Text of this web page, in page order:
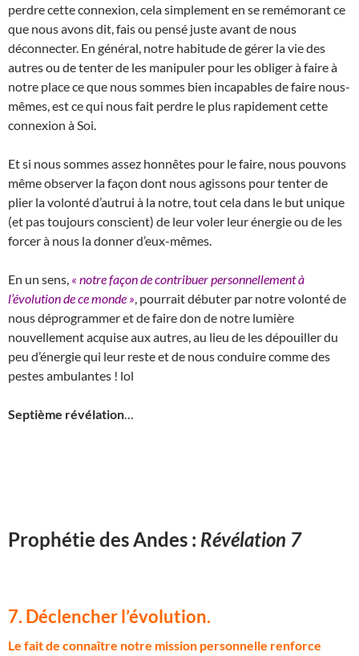
perdre cette connexion, cela simplement en se remémorant ce
que nous avons dit, fais ou pensé juste avant de nous
déconnecter. En général, notre habitude de gérer la vie des
autres ou de tenter de les manipuler pour les obliger à faire à
notre place ce que nous sommes bien incapables de faire nous-
mêmes, est ce qui nous fait perdre le plus rapidement cette
connexion à Soi.
Et si nous sommes assez honnêtes pour le faire, nous pouvons
même observer la façon dont nous agissons pour tenter de
plier la volonté d’autrui à la notre, tout cela dans le but unique
(et pas toujours conscient) de leur voler leur énergie ou de les
forcer à nous la donner d’eux-mêmes.
En un sens, « notre façon de contribuer personnellement à
l’évolution de ce monde » , pourrait débuter par notre volonté de
nous déprogrammer et de faire don de notre lumière
nouvellement acquise aux autres, au lieu de les dépouiller du
peu d’énergie qui leur reste et de nous conduire comme des
pestes ambulantes ! lol
Septième révélation
Prophétie des Andes : Révélation 7
7. Déclencher l’évolution.
L e fait de connaître notre mission personnelle renforce